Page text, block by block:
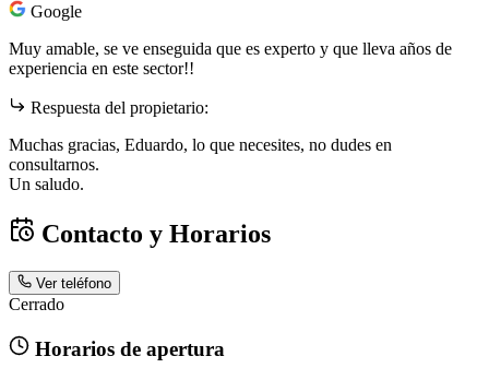
Google
Muy amable, se ve enseguida que es experto y que lleva años de
experiencia en este sector!!
Respuesta del propietario:
Muchas gracias, Eduardo, lo que necesites, no dudes en
consultarnos.
Un saludo.
Contacto y Horarios
Ver teléfono
Cerrado
Horarios de apertura